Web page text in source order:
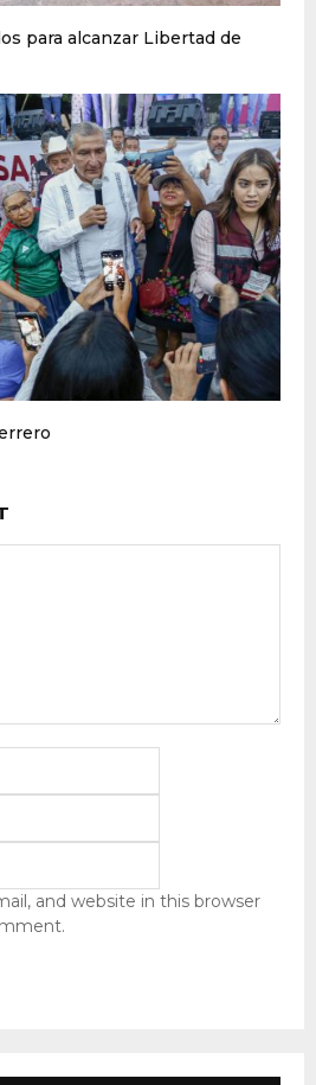
para alcanzar Libertad de
and website in this browser